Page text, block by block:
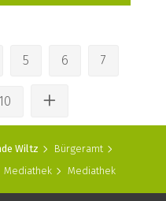
5 6 7
10
Wiltz
Bürgeramt
Mediathek Mediathek